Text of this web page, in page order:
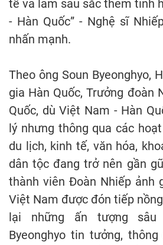
tế và làm sâu sắc thêm tình
- Hàn Quốc” - Nghệ sĩ
nhấn mạnh.
Theo ông Soun Byeonghyo,
gia Hàn Quốc, Trưởng đoàn
Quốc, dù Việt Nam - Hàn
lý nhưng thông qua các
du lịch, kinh tế, văn hóa,
dân tộc đang trở nên gần
thành viên Đoàn Nhiếp ảnh
Việt Nam được đón tiếp
lại những ấn tượng sâu
Byeonghyo tin tưởng,